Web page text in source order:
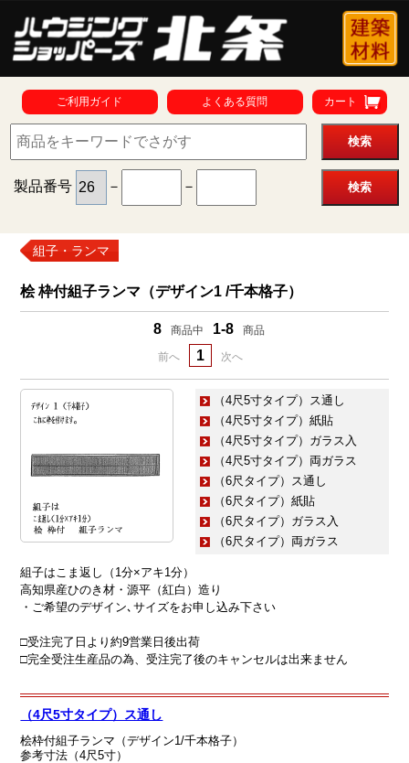
ご利用ガイド よくある質問 カート
製品番号 － －
組子・ランマ
桧 枠付組子ランマ（デザイン1 /千本格子）
8 商品中 1-8 商品
前へ 1 次へ
（4尺5寸タイプ）ス通し
（4尺5寸タイプ）紙貼
（4尺5寸タイプ）ガラス入
（4尺5寸タイプ）両ガラス
（6尺タイプ）ス通し
（6尺タイプ）紙貼
（6尺タイプ）ガラス入
（6尺タイプ）両ガラス
組子はこま返し（1分×アキ1分）
高知県産ひのき材・源平（紅白）造り
・ご希望のデザイン､サイズをお申し込み下さい
□受注完了日より約9営業日後出荷
□完全受注生産品の為、受注完了後のキャンセルは出来ません
（4尺5寸タイプ）ス通し
桧枠付組子ランマ（デザイン1/千本格子）
参考寸法（4尺5寸）